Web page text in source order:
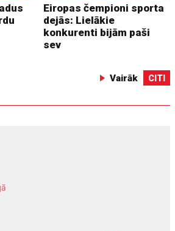
Eiropas čempioni sporta
dejās: Lielākie
konkurenti bijām paši
sev
Vairāk CITI